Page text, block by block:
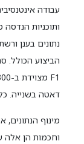
עבודה
ותוכניות
נתונים בענן
דאטה בשנייה.
מינוף הנתונים,
וחכמות הן אלה